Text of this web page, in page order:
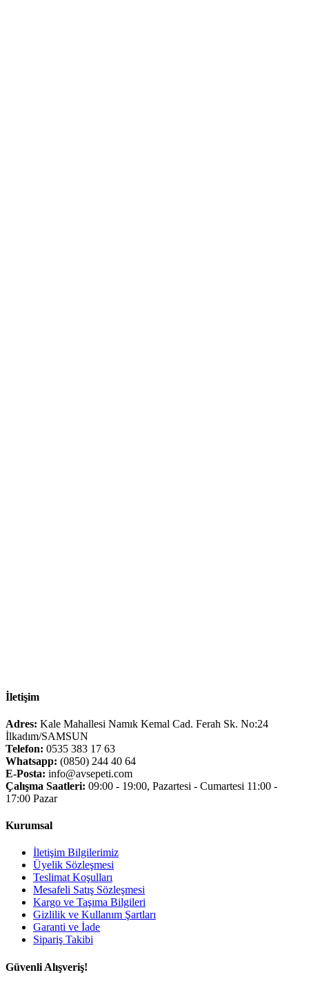
İletişim
Adres: Kale Mahallesi Namık Kemal Cad. Ferah Sk. No:24
İlkadım/SAMSUN
Telefon: 0535 383 17 63
Whatsapp: (0850) 244 40 64
E-Posta: info@avsepeti.com
Çalışma Saatleri: 09:00 - 19:00, Pazartesi - Cumartesi 11:00 -
17:00 Pazar
Kurumsal
İletişim Bilgilerimiz
Üyelik Sözleşmesi
Teslimat Koşulları
Mesafeli Satış Sözleşmesi
Kargo ve Taşıma Bilgileri
Gizlilik ve Kullanım Şartları
Garanti ve İade
Sipariş Takibi
Güvenli Alışveriş!